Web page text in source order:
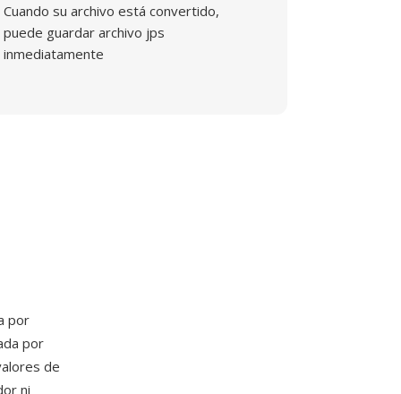
Cuando su archivo está convertido,
puede guardar archivo jps
inmediatamente
por
por
de
ni